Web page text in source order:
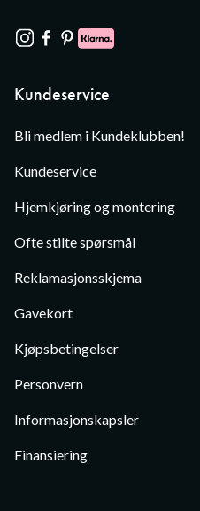
Kundeservice
Bli medlem i Kundeklubben!
Kundeservice
Hjemkjøring og montering
Ofte stilte spørsmål
Reklamasjonsskjema
Gavekort
Kjøpsbetingelser
Personvern
Informasjonskapsler
Finansiering